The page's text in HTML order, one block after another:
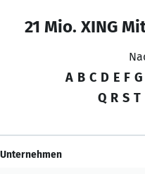
21 Mio. XING
A B C D E F G
Q R S T
Unternehmen